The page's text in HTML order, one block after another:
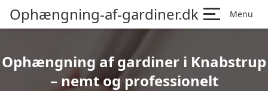
Ophængning-af-gardiner.dk Menu
Ophængning af gardiner i Knabstrup
– nemt og professionelt